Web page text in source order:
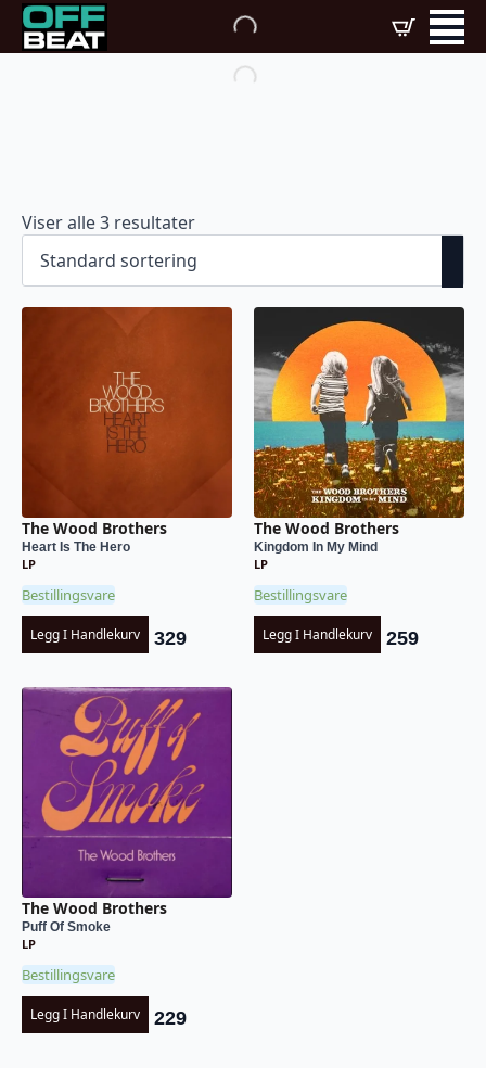
Viser alle 3 resultater
The Wood Brothers
Heart Is The Hero
LP
Bestillingsvare
Legg I Handlekurv 329
The Wood Brothers
Kingdom In My Mind
LP
Bestillingsvare
Legg I Handlekurv 259
The Wood Brothers
Puff Of Smoke
LP
Bestillingsvare
Legg I Handlekurv 229